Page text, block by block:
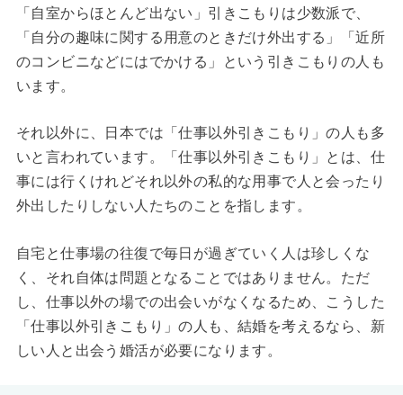
「自室からほとんど出ない」引きこもりは少数派で、
「自分の趣味に関する用意のときだけ外出する」「近所
のコンビニなどにはでかける」という引きこもりの人も
います。
それ以外に、日本では「仕事以外引きこもり」の人も多
いと言われています。「仕事以外引きこもり」とは、仕
事には行くけれどそれ以外の私的な用事で人と会ったり
外出したりしない人たちのことを指します。
自宅と仕事場の往復で毎日が過ぎていく人は珍しくな
く、それ自体は問題となることではありません。ただ
し、仕事以外の場での出会いがなくなるため、こうした
「仕事以外引きこもり」の人も、結婚を考えるなら、新
しい人と出会う婚活が必要になります。